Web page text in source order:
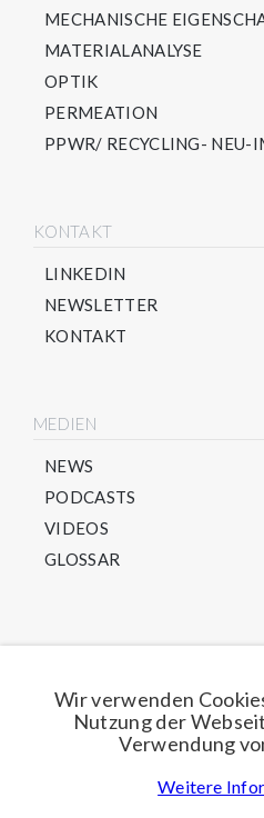
MECHANISCHE
MATERIALANALYSE
OPTIK
PERMEATION
PPWR/ RECYCLING- NEU-
KONTAKT
LINKEDIN
NEWSLETTER
KONTAKT
MEDIEN
NEWS
PODCASTS
VIDEOS
GLOSSAR
Direkt für unseren
Jetzt anmelden
Wir verwenden
Nutzung der
Verwendung
Weitere